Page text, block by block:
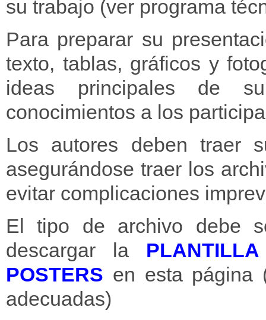
su trabajo (ver programa
Para preparar su
texto, tablas, gráficos y
ideas principales de
conocimientos a los
Los autores deben traer
asegurándose traer los
evitar complicaciones
El tipo de archivo debe
descargar la
POSTERS en esta página
adecuadas)